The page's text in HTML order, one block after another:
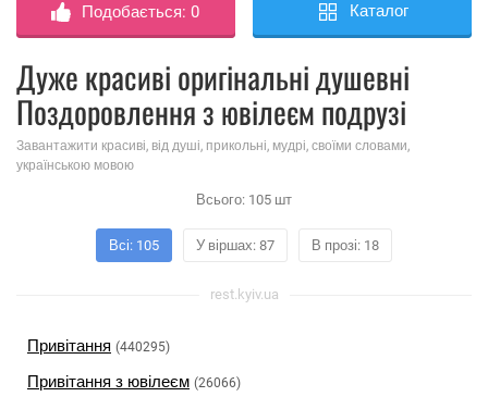
Подобається:0 Каталог
Дуже красиві оригінальні душевні
Поздоровлення з ювілеєм подрузі
Завантажити красиві, від душі, прикольні, мудрі, своїми словами,
українською мовою
Всього: 105 шт
Всі: 105 У віршах: 87 В прозі: 18
rest.kyiv.ua
Привітання (440295)
Привітання з ювілеєм (26066)